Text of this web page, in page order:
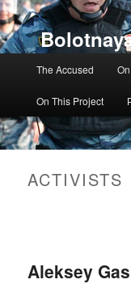
The Accused
On This Project
ACTIVISTS
Aleksey